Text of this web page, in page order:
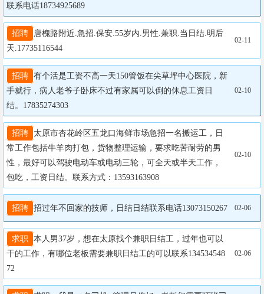
联系电话18734925689
招聘
唐槐路附近.急招.保安.55岁内.男性.兼职.当日结.明后
天.17735116544
02-11
招聘 有个活是工资不高一天150管饭在尖草坪中心医院，新
手就行，病人老爷子卧床不过有家属可以倒的休息工资日
结。17835274303
02-10
招聘
太原市杏花岭区五龙口海鲜市场急招一名搬运工，日
常工作包括牛羊肉打包，货物整理运输，要求吃苦耐劳的男
性，最好可以驾驶电动车或电动三轮，可全天或半天工作，
包吃，工资日结。联系方式：13593163908
02-10
招聘 招过年不回家的技师，日结日结联系电话13073150267 02-06
求职
本人男37岁，想在太原找个兼职日结工，过年也可以
干的工作，有哪位老板需要兼职日结工的可以联系134534548
72
02-06